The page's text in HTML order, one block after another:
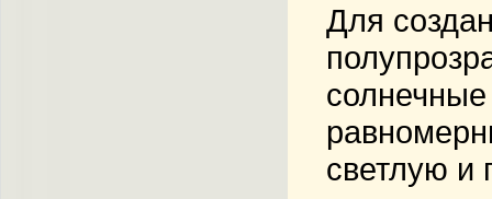
Для
светлую и